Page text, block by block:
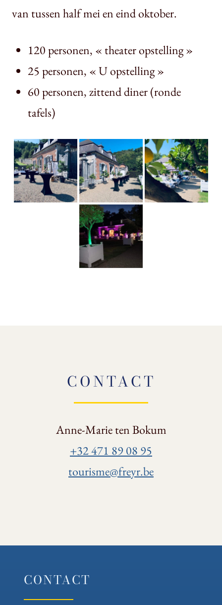
van tussen half mei en eind oktober.
120 personen, « theater opstelling »
25 personen, « U opstelling »
60 personen, zittend diner (ronde
tafels)
CONTACT
Anne-Marie ten Bokum
+32 471 89 08 95
tourisme@freyr.be
CONTACT